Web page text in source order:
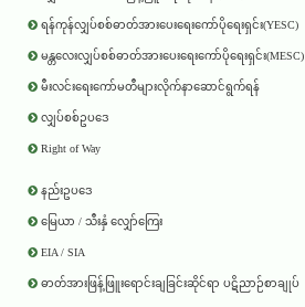
ရန်ကုန်လျှပ်စစ်ဓာတ်အားပေးရေးကော်ပိုရေးရှင်း(YESC)
မန္တလေးလျှပ်စစ်ဓာတ်အားပေးရေးကော်ပိုရေးရှင်း(MESC)
မီးလင်းရေးကော်မတီများလိုက်နာဆောင်ရွက်ရန်
လျှပ်စစ်ဥပဒေ
Right of Way
နည်းဥပဒေ
မြေယာ / သီးနှံ လျှော်ကြေး
EIA / SIA
ဓာတ်အားဖြန့်ဖြူးရောင်းချခြင်းဆိုင်ရာ ပဋိညာဉ်စာချုပ်